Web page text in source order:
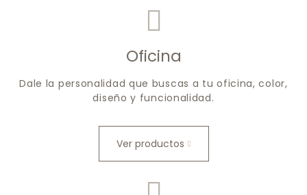
Oficina
Dale la personalidad que buscas a tu oficina, color,
diseño y funcionalidad.
Ver productos